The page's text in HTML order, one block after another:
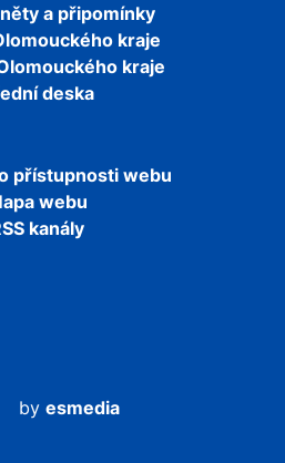
a připomínky
kraje
kraje
deska
přístupnosti webu
webu
kanály
by esmedia